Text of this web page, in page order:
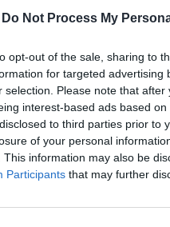
Do Not Process My
opt-out of the sale, sharing to
for targeted
selection. Please note that
interest-based ads based
to third parties prior to
of your personal
This information may also be
Participants that may further
ma 100 forint
a
(nettó bér), amiből
tudja megvenni -
konferenciáján Pitti
szerint a 145 és a